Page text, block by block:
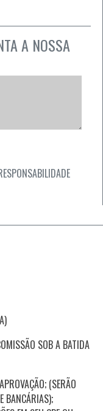
A NOSSA
SOB A BATIDA
(SERÃO
BANCÁRIAS);